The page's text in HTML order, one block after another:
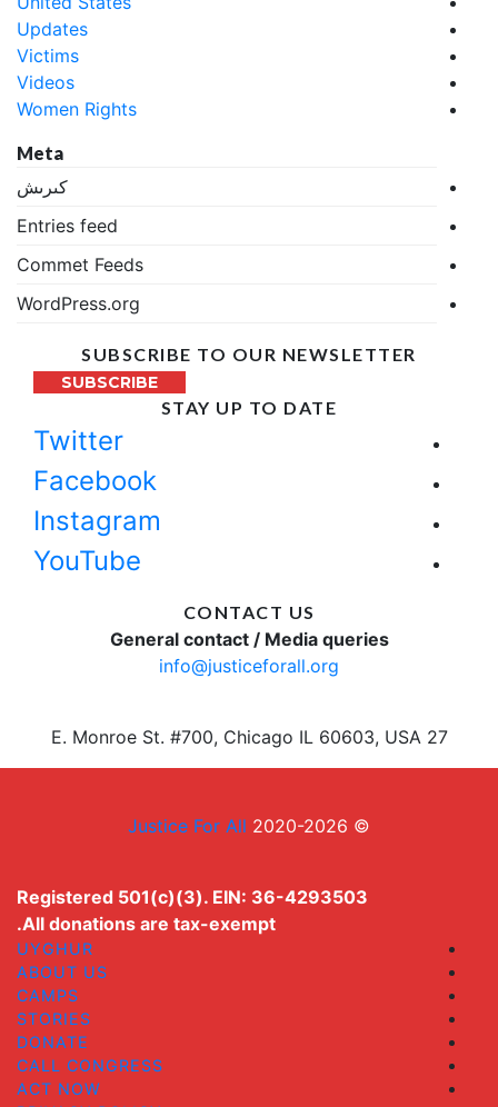
Updates
Victims
Videos
Women Rights
Meta
كىرىش
Entries feed
Commet Feeds
WordPress.org
SUBSCRIBE TO OUR NEWSLETTER
SUBSCRIBE
STAY UP TO DATE
Twitter
Facebook
Instagram
YouTube
CONTACT US
General contact / Media queries
info@justiceforall.org
27 E. Monroe St. #700, Chicago IL 60603, USA
© 2020-2026
Justice For All
Registered 501(c)(3). EIN: 36-4293503
All donations are tax-exempt.
UYGHUR
ABOUT US
CAMPS
STORIES
DONATE
CALL CONGRESS
ACT NOW